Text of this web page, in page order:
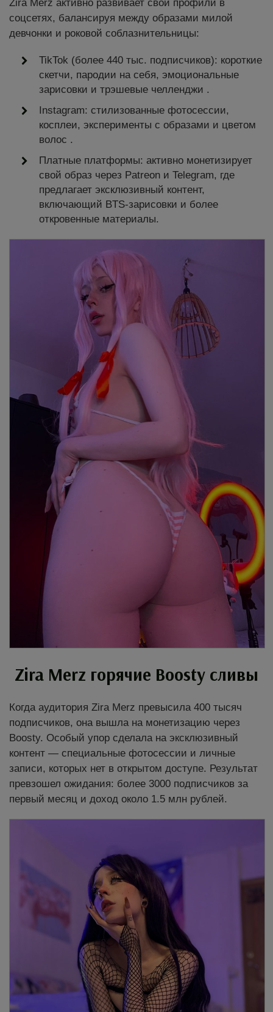
Zira Merz активно развивает свои профили в
соцсетях, балансируя между образами милой
девчонки и роковой соблазнительницы:
TikTok (более 440 тыс. подписчиков): короткие
скетчи, пародии на себя, эмоциональные
зарисовки и трэшевые челленджи .
Instagram: стилизованные фотосессии,
косплеи, эксперименты с образами и цветом
волос .
Платные платформы: активно монетизирует
свой образ через Patreon и Telegram, где
предлагает эксклюзивный контент,
включающий BTS-зарисовки и более
откровенные материалы.
Zira Merz горячие Boosty сливы
Когда аудитория Zira Merz превысила 400 тысяч
подписчиков, она вышла на монетизацию через
Boosty. Особый упор сделала на эксклюзивный
контент — специальные фотосессии и личные
записи, которых нет в открытом доступе. Результат
превзошел ожидания: более 3000 подписчиков за
первый месяц и доход около 1.5 млн рублей.